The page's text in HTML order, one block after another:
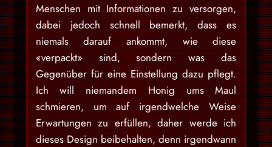
Menschen mit Informationen zu versorgen,
dabei jedoch schnell bemerkt, dass es
niemals darauf ankommt, wie diese
«verpackt» sind, sondern was das
Gegenüber für eine Einstellung dazu pflegt.
Ich will niemandem Honig ums Maul
schmieren, um auf irgendwelche Weise
Erwartungen zu erfüllen, daher werde ich
dieses Design beibehalten, denn irgendwann